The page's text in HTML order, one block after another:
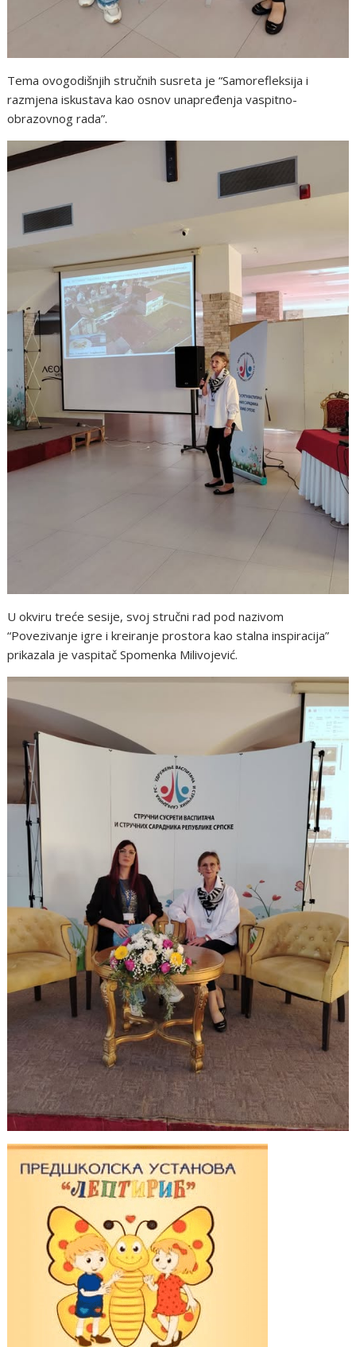
Tema ovogodišnjih stručnih susreta je “Samorefleksija i
razmjena iskustava kao osnov unapređenja vaspitno-
obrazovnog rada”.
U okviru treće sesije, svoj stručni rad pod nazivom
“Povezivanje igre i kreiranje prostora kao stalna inspiracija”
prikazala je vaspitač Spomenka Milivojević.